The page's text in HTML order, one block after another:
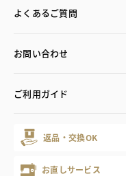
よくあるご質問
お問い合わせ
ご利用ガイド
返品・交換OK
お直しサービス